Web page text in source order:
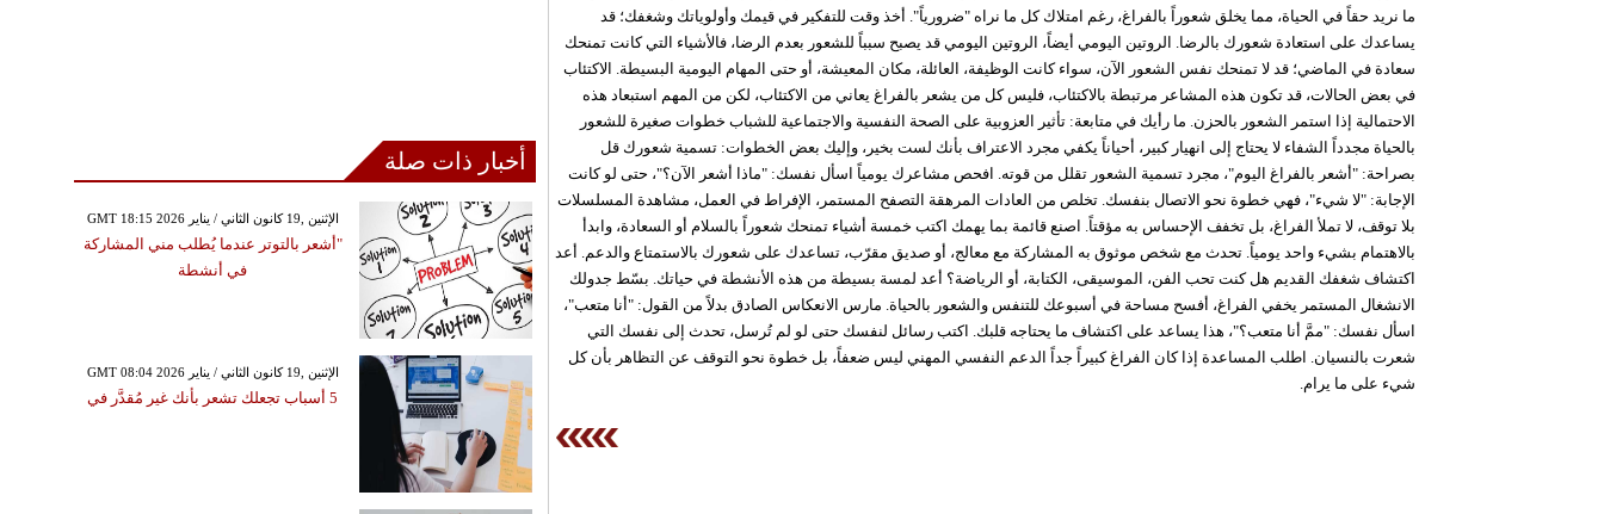
ما نريد حقاً في الحياة، مما يخلق شعوراً بالفراغ، رغم امتلاك كل ما نراه "ضرورياً". أخذ وقت للتفكير في قيمك وأولوياتك وشغفك؛ قد
يساعدك على استعادة شعورك بالرضا. الروتين اليومي أيضاً، الروتين اليومي قد يصبح سبباً للشعور بعدم الرضا، فالأشياء التي كانت تمنحك
سعادة في الماضي؛ قد لا تمنحك نفس الشعور الآن، سواء كانت الوظيفة، العائلة، مكان المعيشة، أو حتى المهام اليومية البسيطة. الاكتئاب
في بعض الحالات، قد تكون هذه المشاعر مرتبطة بالاكتئاب، فليس كل من يشعر بالفراغ يعاني من الاكتئاب، لكن من المهم استبعاد هذه
الاحتمالية إذا استمر الشعور بالحزن. ما رأيك في متابعة: تأثير العزوبية على الصحة النفسية والاجتماعية للشباب خطوات صغيرة للشعور
بالحياة مجدداً الشفاء لا يحتاج إلى انهيار كبير، أحياناً يكفي مجرد الاعتراف بأنك لست بخير، وإليك بعض الخطوات: تسمية شعورك قل
بصراحة: "أشعر بالفراغ اليوم"، مجرد تسمية الشعور تقلل من قوته. افحص مشاعرك يومياً اسأل نفسك: "ماذا أشعر الآن؟"، حتى لو كانت
الإجابة: "لا شيء"، فهي خطوة نحو الاتصال بنفسك. تخلص من العادات المرهقة التصفح المستمر، الإفراط في العمل، مشاهدة المسلسلات
بلا توقف، لا تملأ الفراغ، بل تخفف الإحساس به مؤقتاً. اصنع قائمة بما يهمك اكتب خمسة أشياء تمنحك شعوراً بالسلام أو السعادة، وابدأ
بالاهتمام بشيء واحد يومياً. تحدث مع شخص موثوق به المشاركة مع معالج، أو صديق مقرّب، تساعدك على شعورك بالاستمتاع والدعم. أعد
اكتشاف شغفك القديم هل كنت تحب الفن، الموسيقى، الكتابة، أو الرياضة؟ أعد لمسة بسيطة من هذه الأنشطة في حياتك. بسّط جدولك
الانشغال المستمر يخفي الفراغ، أفسح مساحة في أسبوعك للتنفس والشعور بالحياة. مارس الانعكاس الصادق بدلاً من القول: "أنا متعب"،
اسأل نفسك: "ممَّ أنا متعب؟"، هذا يساعد على اكتشاف ما يحتاجه قلبك. اكتب رسائل لنفسك حتى لو لم تُرسل، تحدث إلى نفسك التي
شعرت بالنسيان. اطلب المساعدة إذا كان الفراغ كبيراً جداً الدعم النفسي المهني ليس ضعفاً، بل خطوة نحو التوقف عن التظاهر بأن كل
شيء على ما يرام.
أخبار ذات صلة
GMT 18:15 2026 الإثنين ,19 كانون الثاني / يناير
"أشعر بالتوتر عندما يُطلب مني المشاركة
في أنشطة
GMT 08:04 2026 الإثنين ,19 كانون الثاني / يناير
5 أسباب تجعلك تشعر بأنك غير مُقدَّر في